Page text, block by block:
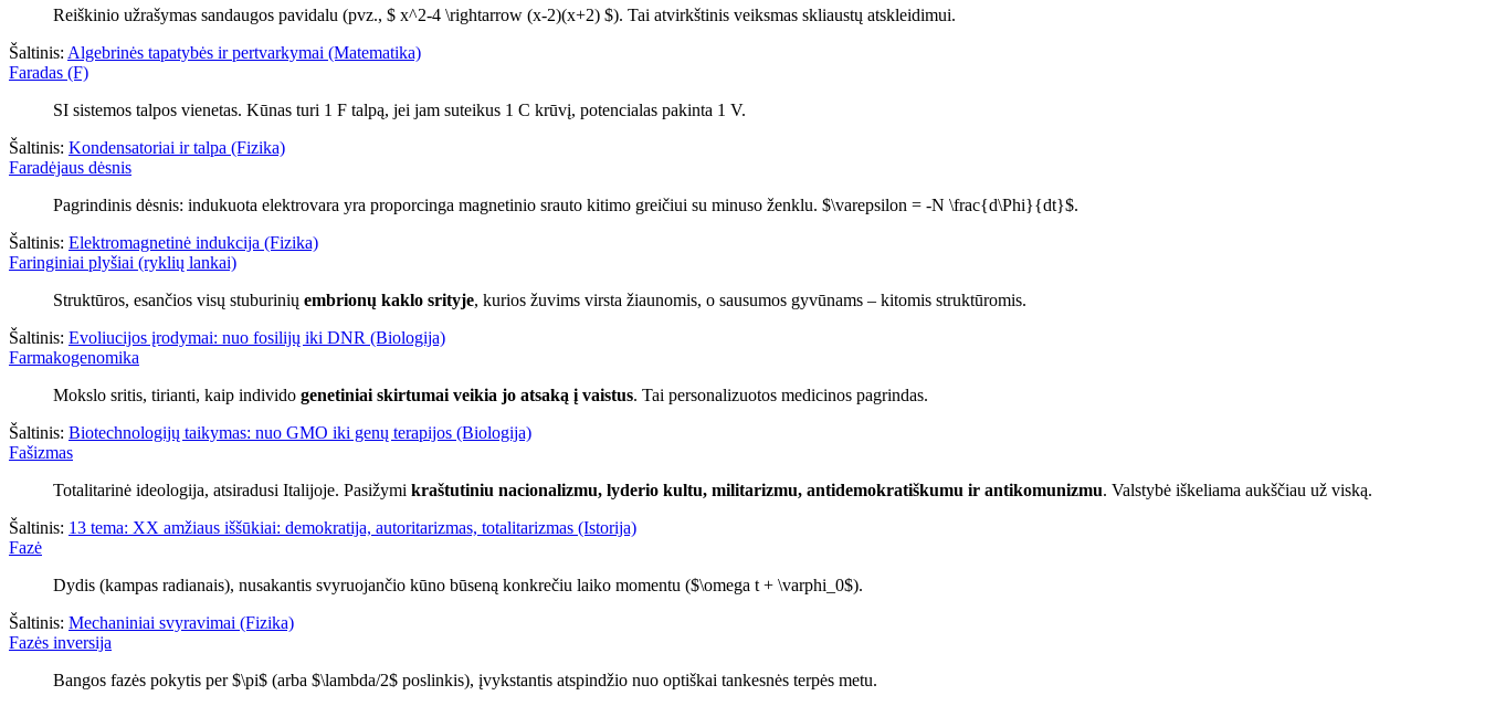
Reiškinio užrašymas sandaugos pavidalu (pvz., $ x^2-4 \rightarrow (x-2)(x+2) $). Tai atvirkštinis veiksmas skliaustų atskleidimui.
Šaltinis: Algebrinės tapatybės ir pertvarkymai (Matematika)
Faradas (F)
SI sistemos talpos vienetas. Kūnas turi 1 F talpą, jei jam suteikus 1 C krūvį, potencialas pakinta 1 V.
Šaltinis: Kondensatoriai ir talpa (Fizika)
Faradėjaus dėsnis
Pagrindinis dėsnis: indukuota elektrovara yra proporcinga magnetinio srauto kitimo greičiui su minuso ženklu. $\varepsilon = -N \frac{d\Phi}{dt}$.
Šaltinis: Elektromagnetinė indukcija (Fizika)
Faringiniai plyšiai (ryklių lankai)
Struktūros, esančios visų stuburinių embrionų kaklo srityje, kurios žuvims virsta žiaunomis, o sausumos gyvūnams – kitomis struktūromis.
Šaltinis: Evoliucijos įrodymai: nuo fosilijų iki DNR (Biologija)
Farmakogenomika
Mokslo sritis, tirianti, kaip individo genetiniai skirtumai veikia jo atsaką į vaistus. Tai personalizuotos medicinos pagrindas.
Šaltinis: Biotechnologijų taikymas: nuo GMO iki genų terapijos (Biologija)
Fašizmas
Totalitarinė ideologija, atsiradusi Italijoje. Pasižymi kraštutiniu nacionalizmu, lyderio kultu, militarizmu, antidemokratiškumu ir antikomunizmu. Valstybė iškeliama aukščiau už viską.
Šaltinis: 13 tema: XX amžiaus iššūkiai: demokratija, autoritarizmas, totalitarizmas (Istorija)
Fazė
Dydis (kampas radianais), nusakantis svyruojančio kūno būseną konkrečiu laiko momentu ($\omega t + \varphi_0$).
Šaltinis: Mechaniniai svyravimai (Fizika)
Fazės inversija
Bangos fazės pokytis per $\pi$ (arba $\lambda/2$ poslinkis), įvykstantis atspindžio nuo optiškai tankesnės terpės metu.